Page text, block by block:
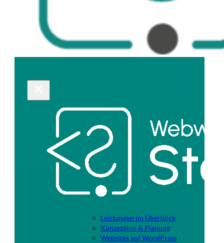
Leistungen im Überblick
Konzeption & Planung
Websites auf WordPress